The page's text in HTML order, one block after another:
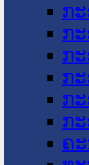
ກ
ກ
ກ
ກ
ກ
ກ
ຄ